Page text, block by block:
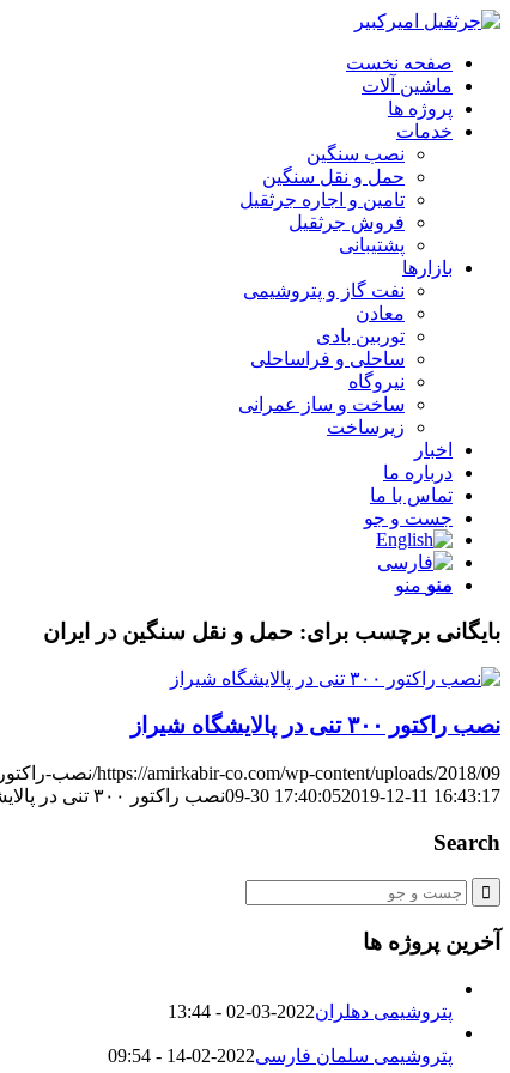
صفحه نخست
ماشین آلات
پروژه ها
خدمات
نصب سنگین
حمل و نقل سنگین
تامین و اجاره جرثقیل
فروش جرثقیل
پشتیبانی
بازارها
نفت گاز و پتروشیمی
معادن
توربین بادی
ساحلی و فراساحلی
نیروگاه
ساخت و ساز عمرانی
زیرساخت
اخبار
درباره ما
تماس با ما
جست و جو
منو منو
بایگانی برچسب برای: حمل و نقل سنگین در ایران
نصب راکتور ۳۰۰ تنی در پالایشگاه شیراز
https://amirkabir-co.com/wp-content/uploads/2018/09/نصب-راکتور-۳۰۰-تنی-در-پالایشگاه-شیراز.jpg
09-30 17:40:052019-12-11 16:43:17 نصب راکتور ۳۰۰ تنی در پالایشگاه شیراز
Search
آخرین پروژه ها
پتروشیمی دهلران2022-03-02 - 13:44
پتروشیمی سلمان فارسی2022-02-14 - 09:54